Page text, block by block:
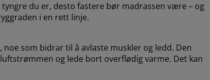
du er, desto fastere bør madrassen være – og
i en rett linje.
som bidrar til å avlaste muskler og ledd. Den
og lede bort overflødig varme. Det kan